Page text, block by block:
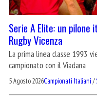
Serie A Elite: un
Rugby Vicenza
La prima linea classe 1993
campionato con il Viadana
5 Agosto 2026Campionati Italiani /